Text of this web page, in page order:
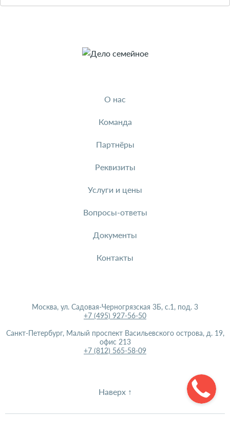
О нас
Команда
Партнёры
Реквизиты
Услуги и цены
Вопросы-ответы
Документы
Контакты
Москва, ул. Садовая-Черногрязская 3Б, с.1, под. 3
+7 (495) 927-56-50
Санкт-Петербург, Малый проспект Васильевского острова, д. 19,
офис 213
+7 (812) 565-58-09
Наверх ↑